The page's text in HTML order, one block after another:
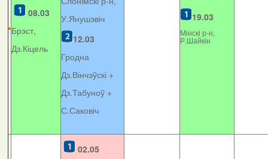
08.03
Брэст,
Дз.Кіцель
У.Янушэвіч
12.03
Гродна
Дз.Вінчэўскі +
Дз.Табуноў +
С.Саковіч
19.03
Мінскі р-н,
Р.Шайкін
02.05